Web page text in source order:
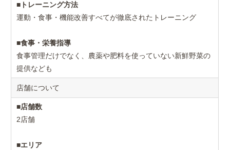
■ トレーニング方法
運動・食事・機能改善すべてが徹底されたトレーニング
■食事・栄養指導
食事管理だけでなく、農薬や肥料を使っていない新鮮野菜の
提供なども
店舗について
■店舗数
2店舗
■エリア